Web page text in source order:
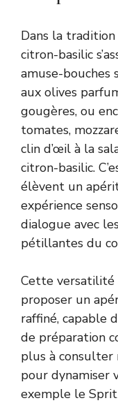
Dans la tradition
citron-basilic
amuse-bouches
aux olives
gougères, ou
tomates,
clin d’œil à la
citron-basilic.
élèvent un
expérience
dialogue avec
pétillantes du
Cette versatilité
proposer un
raffiné, capable
de préparation
plus à consulter
pour dynamiser
exemple le